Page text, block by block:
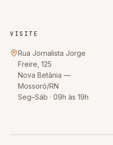
VISITE
Rua Jornalista Jorge
Freire, 125
Nova Betânia —
Mossoró/RN
Seg–Sáb · 09h às 19h